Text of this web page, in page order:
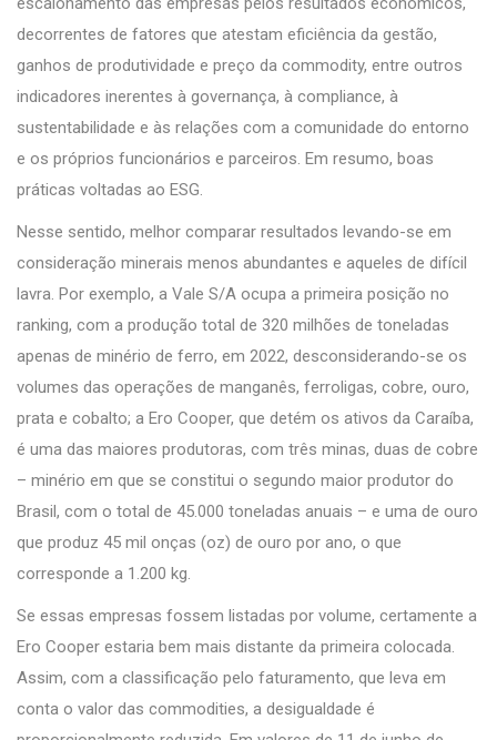
decorrentes de fatores que atestam eficiência da gestão,
ganhos de produtividade e preço da commodity, entre outros
indicadores inerentes à governança, à compliance, à
sustentabilidade e às relações com a comunidade do entorno
e os próprios funcionários e parceiros. Em resumo, boas
práticas voltadas ao ESG.
Nesse sentido, melhor comparar resultados levando-se em
consideração minerais menos abundantes e aqueles de difícil
lavra. Por exemplo, a Vale S/A ocupa a primeira posição no
ranking, com a produção total de 320 milhões de toneladas
apenas de minério de ferro, em 2022, desconsiderando-se os
volumes das operações de manganês, ferroligas, cobre, ouro,
prata e cobalto; a Ero Cooper, que detém os ativos da Caraíba,
é uma das maiores produtoras, com três minas, duas de cobre
– minério em que se constitui o segundo maior produtor do
Brasil, com o total de 45.000 toneladas anuais – e uma de ouro
que produz 45 mil onças (oz) de ouro por ano, o que
corresponde a 1.200 kg.
Se essas empresas fossem listadas por volume, certamente a
Ero Cooper estaria bem mais distante da primeira colocada.
Assim, com a classificação pelo faturamento, que leva em
conta o valor das commodities, a desigualdade é